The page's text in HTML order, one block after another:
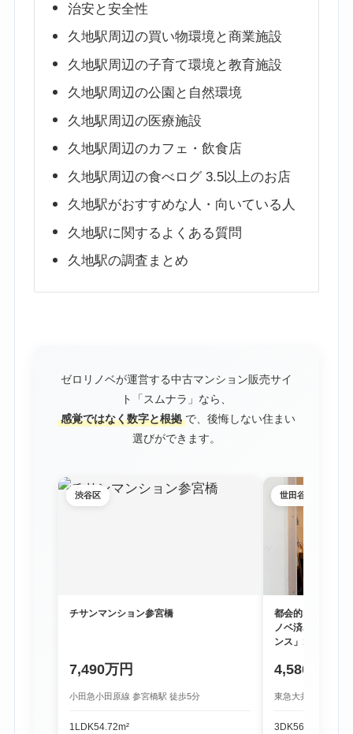
治安と安全性
久地駅周辺の買い物環境と商業施設
久地駅周辺の子育て環境と教育施設
久地駅周辺の公園と自然環境
久地駅周辺の医療施設
久地駅周辺のカフェ・飲食店
久地駅周辺の食べログ 3.5以上のお店
久地駅がおすすめな人・向いている人
久地駅に関するよくある質問
久地駅の調査まとめ
ゼロリノベが運営する中古マンション販売サイ
ト「スムナラ」なら、
感覚ではなく数字と根拠 で、後悔しない住まい
選びができます。
渋谷区
チサンマンション参宮橋
7,490万円
小田急小田原線 参宮橋駅 徒歩5分
1LDK54.72m²
世田谷区
都会的な利便性
ノベ済み物件「
ンス」1階
4,580万円
東急大井町線 尾山
3DK56.16m²